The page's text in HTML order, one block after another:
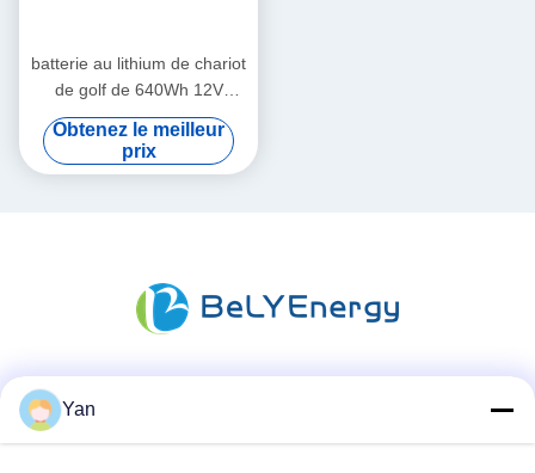
batterie au lithium de chariot
de golf de 640Wh 12V
50000mAh pour le boguet
de golf
Obtenez le meilleur
prix
Yan